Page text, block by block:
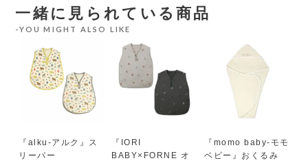
一緒に見られている商品
YOU MIGHT ALSO LIKE
『alku-アルク』ス
リーパー
『IORI
BABY×FORNE オ
『momo baby-モモ
ベビー』おくるみ